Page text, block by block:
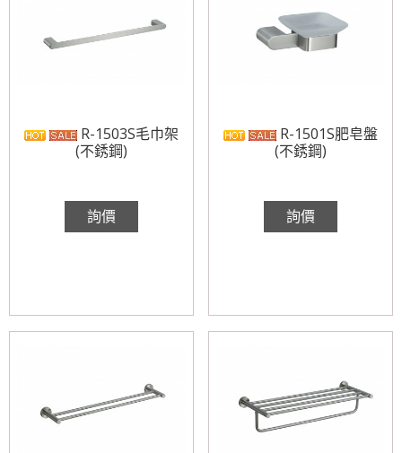
R-1503S毛巾架
(不銹鋼)
詢價
R-1501S肥皂盤
(不銹鋼)
詢價